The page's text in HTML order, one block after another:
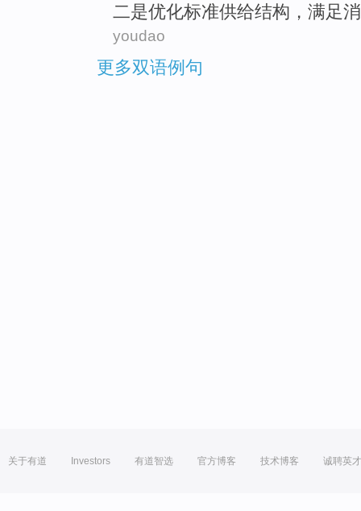
二是优化标准供给结构 ， 满足
youdao
更多双语例句
关于有道 Investors 有道智选 官方博客 技术博客 诚聘英才